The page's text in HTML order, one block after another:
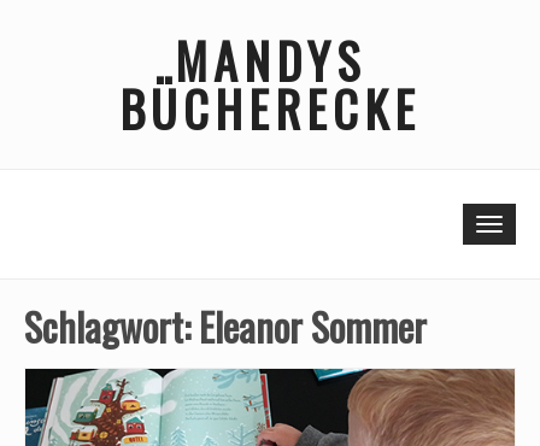
MANDYS
BÜCHERECKE
Schlagwort:Eleanor Sommer